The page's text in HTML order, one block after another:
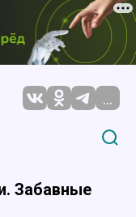
...
Забавные